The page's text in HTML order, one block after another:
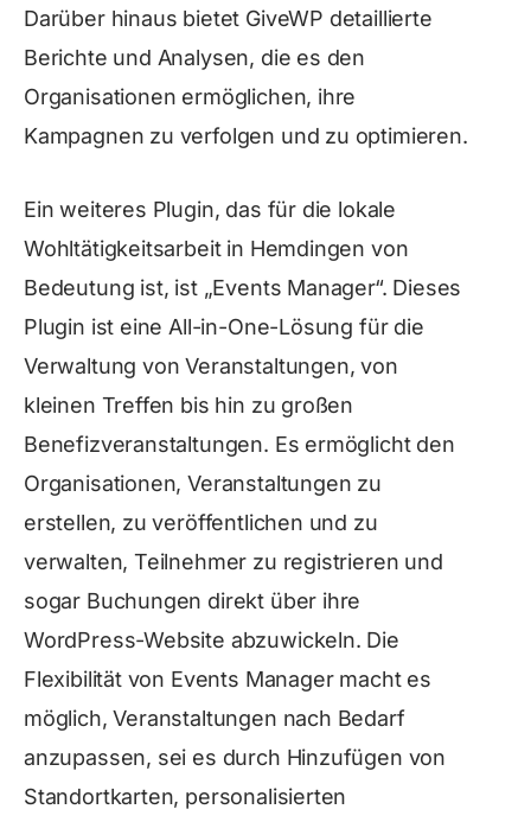
Darüber hinaus bietet GiveWP detaillierte
Berichte und Analysen, die es den
Organisationen ermöglichen, ihre
Kampagnen zu verfolgen und zu optimieren.
Ein weiteres Plugin, das für die lokale
Wohltätigkeitsarbeit in Hemdingen von
Bedeutung ist, ist „Events Manager“. Dieses
Plugin ist eine All-in-One-Lösung für die
Verwaltung von Veranstaltungen, von
kleinen Treffen bis hin zu großen
Benefizveranstaltungen. Es ermöglicht den
Organisationen, Veranstaltungen zu
erstellen, zu veröffentlichen und zu
verwalten, Teilnehmer zu registrieren und
sogar Buchungen direkt über ihre
WordPress-Website abzuwickeln. Die
Flexibilität von Events Manager macht es
möglich, Veranstaltungen nach Bedarf
anzupassen, sei es durch Hinzufügen von
Standortkarten, personalisierten